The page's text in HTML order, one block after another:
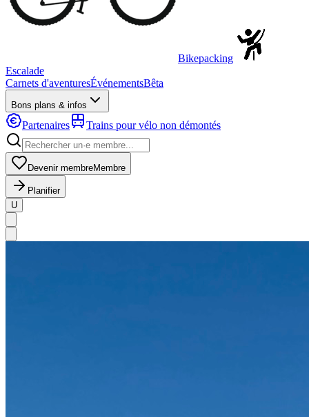
Bikepacking
Escalade
Carnets d'aventuresÉvénementsBêta
Bons plans & infos
Partenaires Trains pour vélo non démontés
Devenir membreMembre
Planifier
U
MapLibre